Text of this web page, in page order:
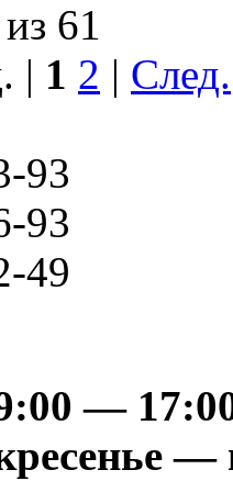
61
| 1 2 | След.
93
93
49
—